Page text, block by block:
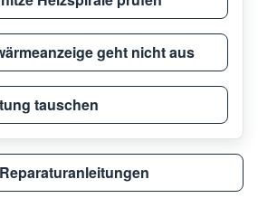
geht nicht aus
tauschen